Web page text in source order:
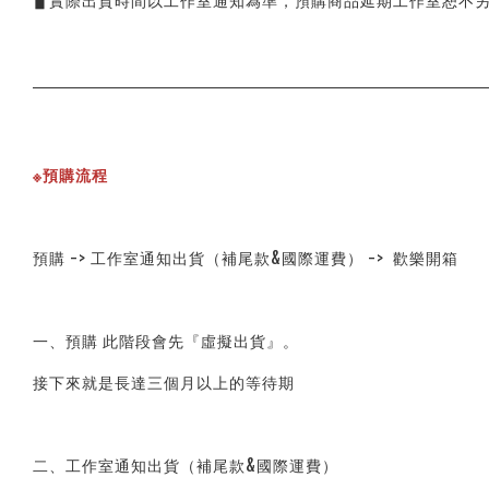
※預購流程
預購 -> 工作室通知出貨（補尾款&國際運費） ->  歡樂開箱
一、預購 此階段會先『虛擬出貨』。
接下來就是長達三個月以上的等待期
二、工作室通知出貨（補尾款&國際運費）